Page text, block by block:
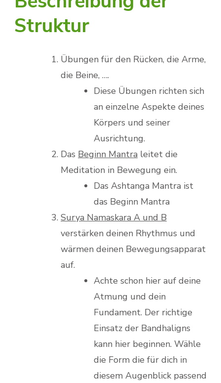
Struktur
Übungen für den Rücken, die Arme,
die Beine, ….
Diese Übungen richten sich
an einzelne Aspekte deines
Körpers und seiner
Ausrichtung.
Das Beginn Mantra leitet die
Meditation in Bewegung ein.
Das Ashtanga Mantra ist
das Beginn Mantra
Surya Namaskara A und B
verstärken deinen Rhythmus und
wärmen deinen Bewegungsapparat
auf.
Achte schon hier auf deine
Atmung und dein
Fundament. Der richtige
Einsatz der Bandhaligns
kann hier beginnen. Wähle
die Form die für dich in
diesem Augenblick passend